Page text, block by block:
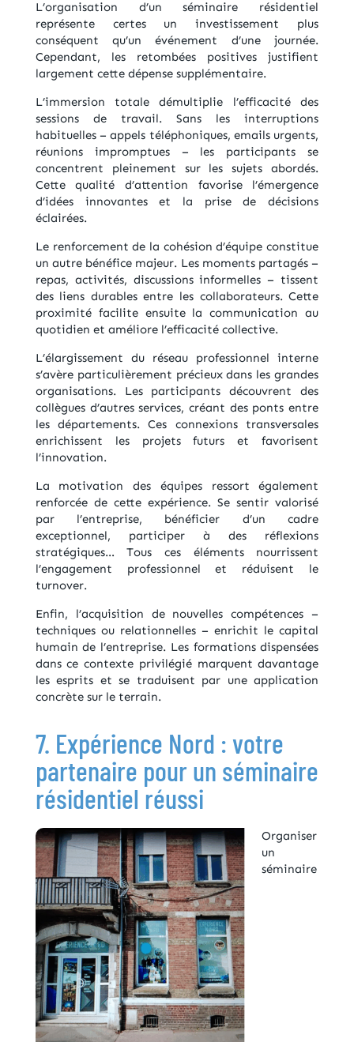
L’organisation d’un séminaire résidentiel
représente certes un investissement plus
conséquent qu’un événement d’une journée.
Cependant, les retombées positives justifient
largement cette dépense supplémentaire.
L’immersion totale démultiplie l’efficacité des
sessions de travail. Sans les interruptions
habituelles – appels téléphoniques, emails urgents,
réunions impromptues – les participants se
concentrent pleinement sur les sujets abordés.
Cette qualité d’attention favorise l’émergence
d’idées innovantes et la prise de décisions
éclairées.
Le renforcement de la cohésion d’équipe constitue
un autre bénéfice majeur. Les moments partagés –
repas, activités, discussions informelles – tissent
des liens durables entre les collaborateurs. Cette
proximité facilite ensuite la communication au
quotidien et améliore l’efficacité collective.
L’élargissement du réseau professionnel interne
s’avère particulièrement précieux dans les grandes
organisations. Les participants découvrent des
collègues d’autres services, créant des ponts entre
les départements. Ces connexions transversales
enrichissent les projets futurs et favorisent
l’innovation.
La motivation des équipes ressort également
renforcée de cette expérience. Se sentir valorisé
par l’entreprise, bénéficier d’un cadre
exceptionnel, participer à des réflexions
stratégiques… Tous ces éléments nourrissent
l’engagement professionnel et réduisent le
turnover.
Enfin, l’acquisition de nouvelles compétences –
techniques ou relationnelles – enrichit le capital
humain de l’entreprise. Les formations dispensées
dans ce contexte privilégié marquent davantage
les esprits et se traduisent par une application
concrète sur le terrain.
7. Expérience Nord : votre
partenaire pour un séminaire
résidentiel réussi
Organiser
un
séminaire